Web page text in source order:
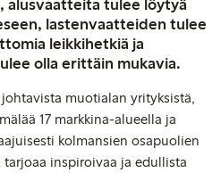
alusvaatteita tulee löytyä
lastenvaatteiden tulee
leikkihetkiä ja
olla erittäin mukavia.
muotialan yrityksistä,
17 markkina-alueella ja
kolmansien osapuolien
inspiroivaa ja edullista